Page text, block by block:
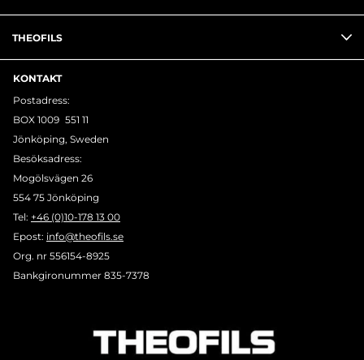
THEOFILS
KONTAKT
Postadress:
BOX 1009 551 11
Jönköping, Sweden
Besöksadress:
Mogölsvägen 26
554 75 Jönköping
Tel: +46 (0)10-178 13 00
Epost: info@theofils.se
Org. nr 556154-8925
Bankgironummer 835-7378